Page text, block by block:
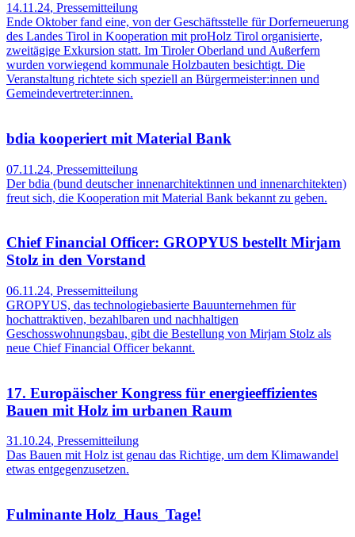
14.11.24, Pressemitteilung
Ende Oktober fand eine, von der Geschäftsstelle für Dorferneuerung
des Landes Tirol in Kooperation mit proHolz Tirol organisierte,
zweitägige Exkursion statt. Im Tiroler Oberland und Außerfern
wurden vorwiegend kommunale Holzbauten besichtigt. Die
Veranstaltung richtete sich speziell an Bürgermeister:innen und
Gemeindevertreter:innen.
bdia kooperiert mit Material Bank
07.11.24, Pressemitteilung
Der bdia (bund deutscher innenarchitektinnen und innenarchitekten)
freut sich, die Kooperation mit Material Bank bekannt zu geben.
Chief Financial Officer: GROPYUS bestellt Mirjam
Stolz in den Vorstand
06.11.24, Pressemitteilung
GROPYUS, das technologiebasierte Bauunternehmen für
hochattraktiven, bezahlbaren und nachhaltigen
Geschosswohnungsbau, gibt die Bestellung von Mirjam Stolz als
neue Chief Financial Officer bekannt.
17. Europäischer Kongress für energieeffizientes
Bauen mit Holz im urbanen Raum
31.10.24, Pressemitteilung
Das Bauen mit Holz ist genau das Richtige, um dem Klimawandel
etwas entgegenzusetzen.
Fulminante Holz_Haus_Tage!